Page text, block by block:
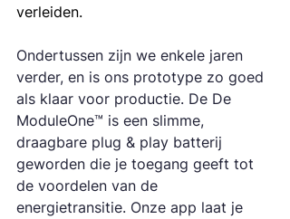
verleiden.
Ondertussen zijn we enkele jaren
verder, en is ons prototype zo goed
als klaar voor productie. De De
ModuleOne™ is een slimme,
draagbare plug & play batterij
geworden die je toegang geeft tot
de voordelen van de
energietransitie. Onze app laat je